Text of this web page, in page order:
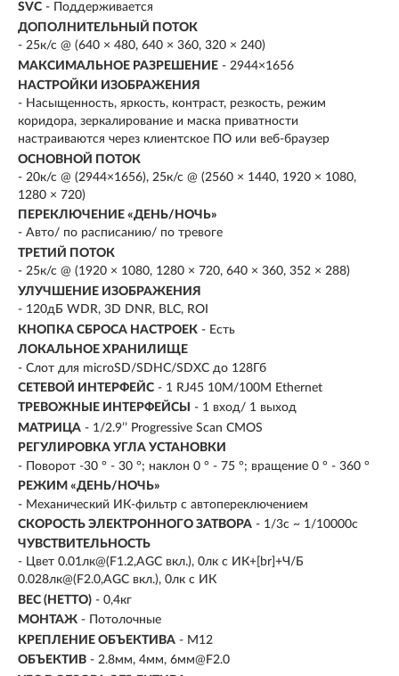
SVC - Поддерживается
ДОПОЛНИТЕЛЬНЫЙ ПОТОК
- 25к/с @ (640 × 480, 640 × 360, 320 × 240)
МАКСИМАЛЬНОЕ РАЗРЕШЕНИЕ - 2944×1656
НАСТРОЙКИ ИЗОБРАЖЕНИЯ
- Насыщенность, яркость, контраст, резкость, режим
коридора, зеркалирование и маска приватности
настраиваются через клиентское ПО или веб-браузер
ОСНОВНОЙ ПОТОК
- 20к/с @ (2944×1656), 25к/с @ (2560 × 1440, 1920 × 1080,
1280 × 720)
ПЕРЕКЛЮЧЕНИЕ «ДЕНЬ/НОЧЬ»
- Авто/ по расписанию/ по тревоге
ТРЕТИЙ ПОТОК
- 25к/с @ (1920 × 1080, 1280 × 720, 640 × 360, 352 × 288)
УЛУЧШЕНИЕ ИЗОБРАЖЕНИЯ
- 120дБ WDR, 3D DNR, BLC, ROI
КНОПКА СБРОСА НАСТРОЕК - Есть
ЛОКАЛЬНОЕ ХРАНИЛИЩЕ
- Слот для microSD/SDHC/SDXC до 128Гб
СЕТЕВОЙ ИНТЕРФЕЙС - 1 RJ45 10M/100M Ethernet
ТРЕВОЖНЫЕ ИНТЕРФЕЙСЫ
- 1 вход/ 1 выход
МАТРИЦА - 1/2.9’’ Progressive Scan CMOS
РЕГУЛИРОВКА УГЛА УСТАНОВКИ
- Поворот -30 ° - 30 °; наклон 0 ° - 75 °; вращение 0 ° - 360 °
РЕЖИМ «ДЕНЬ/НОЧЬ»
- Механический ИК-фильтр с автопереключением
СКОРОСТЬ ЭЛЕКТРОННОГО ЗАТВОРА - 1/3с ~ 1/10000с
ЧУВСТВИТЕЛЬНОСТЬ
- Цвет 0.01лк@(F1.2,AGC вкл.), 0лк с ИК+[br]+Ч/Б
0.028лк@(F2.0,AGC вкл.), 0лк с ИК
ВЕС (НЕТТО) - 0,4кг
МОНТАЖ - Потолочные
КРЕПЛЕНИЕ ОБЪЕКТИВА - М12
ОБЪЕКТИВ - 2.8мм, 4мм, 6мм@F2.0